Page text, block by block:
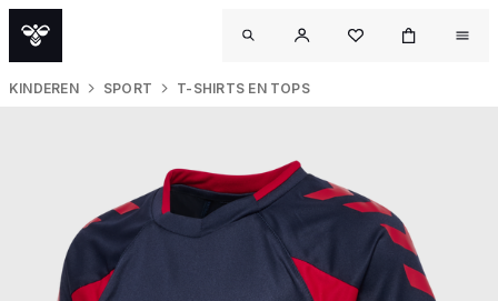
KINDEREN SPORT T-SHIRTS EN TOPS